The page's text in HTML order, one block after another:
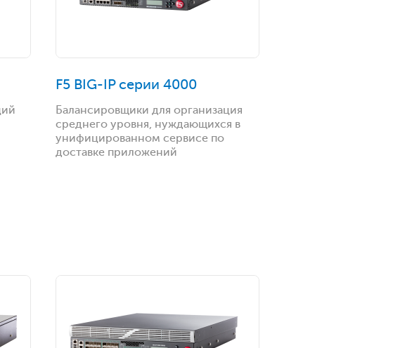
F5 BIG-IP серии 4000
Балансировщики для организация
среднего уровня, нуждающихся в
унифицированном сервисе по
доставке приложений